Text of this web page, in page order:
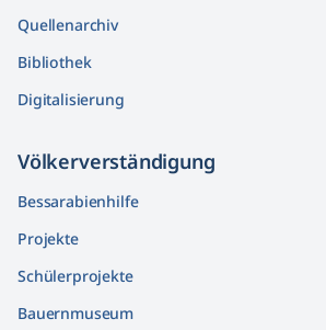
Quellenarchiv
Bibliothek
Digitalisierung
Völkerver­ständigung
Bessarabienhilfe
Projekte
Schülerprojekte
Bauernmuseum